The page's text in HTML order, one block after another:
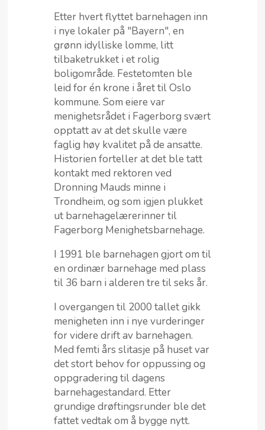
Etter hvert flyttet barnehagen inn
i nye lokaler på "Bayern", en
grønn idylliske lomme, litt
tilbaketrukket i et rolig
boligområde. Festetomten ble
leid for én krone i året til Oslo
kommune. Som eiere var
menighetsrådet i Fagerborg svært
opptatt av at det skulle være
faglig høy kvalitet på de ansatte.
Historien forteller at det ble tatt
kontakt med rektoren ved
Dronning Mauds minne i
Trondheim, og som igjen plukket
ut barnehagelærerinner til
Fagerborg Menighetsbarnehage.
I 1991 ble barnehagen gjort om til
en ordinær barnehage med plass
til 36 barn i alderen tre til seks år.
I overgangen til 2000 tallet gikk
menigheten inn i nye vurderinger
for videre drift av barnehagen.
Med femti års slitasje på huset var
det stort behov for oppussing og
oppgradering til dagens
barnehagestandard. Etter
grundige drøftingsrunder ble det
fattet vedtak om å bygge nytt.